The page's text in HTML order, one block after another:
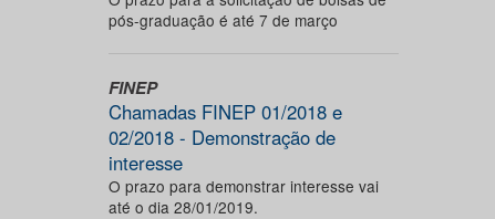
pós-graduação é até 7 de março
FINEP
Chamadas FINEP 01/2018 e
02/2018 - Demonstração de
interesse
O prazo para demonstrar interesse vai
até o dia 28/01/2019.